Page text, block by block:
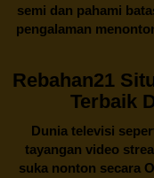
semi dan pahami
pengalaman
Rebahan21
Terbaik
Dunia televisi
tayangan video
suka nonton secara